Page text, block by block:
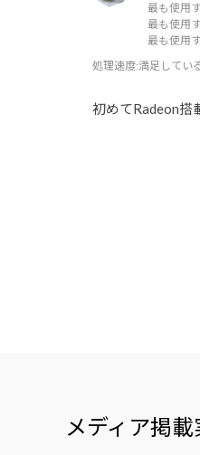
最も使用
最も使用
最も使用
処理速度:満足してい
初めてRadeon搭
メディア掲載